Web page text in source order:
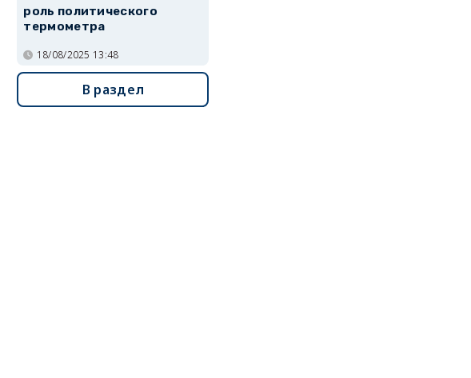
роль политического
термометра
18/08/2025 13:48
В раздел